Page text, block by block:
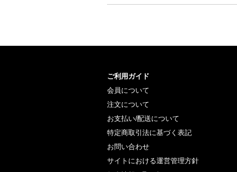
ご利用ガイド
会員について
注文について
お支払い/配送について
特定商取引法に基づく表記
お問い合わせ
サイトにおける運営管理方針